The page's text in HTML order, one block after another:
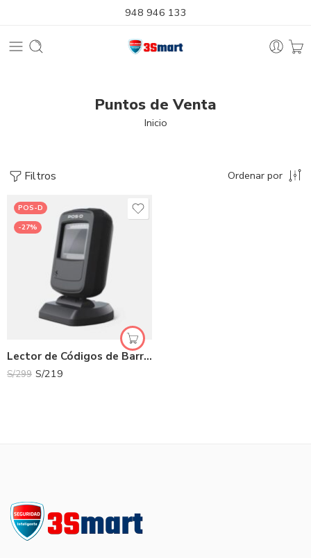
948 946 133
Puntos de Venta
Inicio
Filtros Ordenar por
POS-D
-27%
Lector de Códigos de Barras POS-D | PRO DESK
S/299 S/219